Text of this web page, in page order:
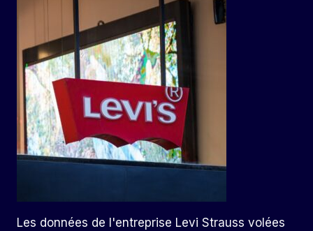
Les données de l'entreprise Levi Strauss volées